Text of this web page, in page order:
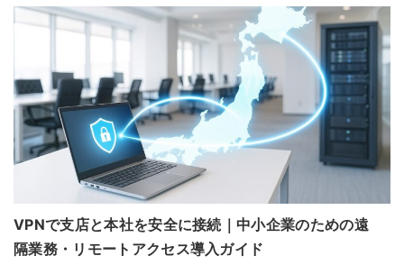
VPNで支店と本社を安全に接続｜中小企業のための遠
隔業務・リモートアクセス導入ガイド